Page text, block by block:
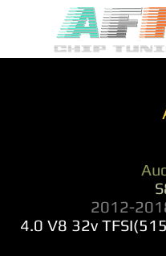
2012-
4.0 V8 32v